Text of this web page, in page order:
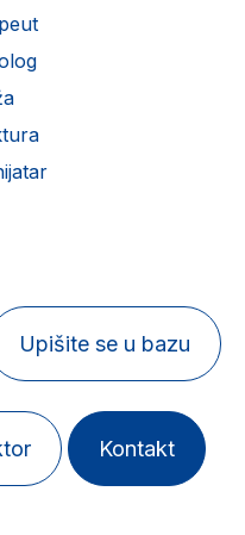
Upišite se u bazu
Kontakt